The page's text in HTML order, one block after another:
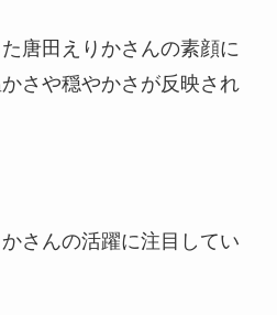
唐田えりかさんの素顔に
さや穏やかさが反映され
さんの活躍に注目してい